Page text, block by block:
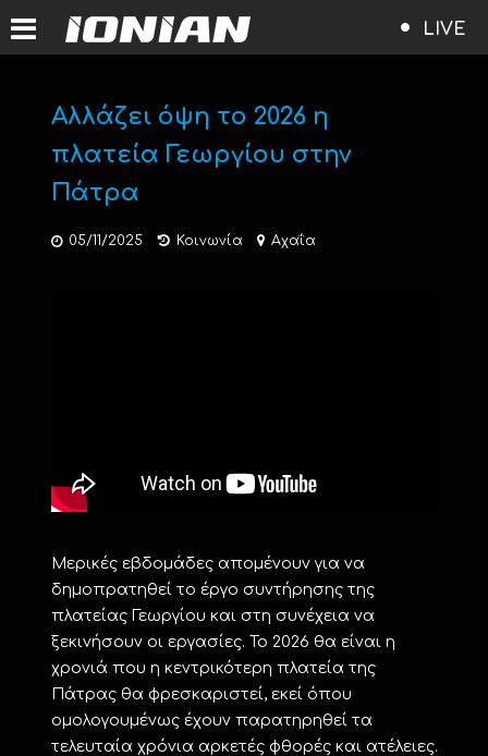
LIVE
Αλλάζει όψη το 2026 η
πλατεία Γεωργίου στην
Πάτρα
05/11/2025 Κοινωνία Αχαΐα
Μερικές εβδομάδες απομένουν για να
δημοπρατηθεί το έργο συντήρησης της
πλατείας Γεωργίου και στη συνέχεια να
ξεκινήσουν οι εργασίες. Το 2026 θα είναι η
χρονιά που η κεντρικότερη πλατεία της
Πάτρας θα φρεσκαριστεί, εκεί όπου
ομολογουμένως έχουν παρατηρηθεί τα
τελευταία χρόνια αρκετές φθορές και ατέλειες.